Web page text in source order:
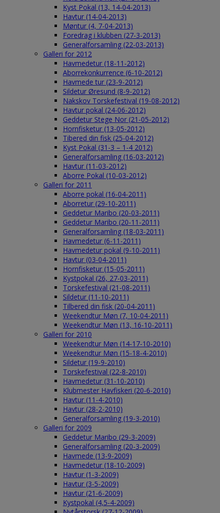
Kyst Pokal (13, 14-04-2013)
Havtur (14-04-2013)
Møntur (4, 7-04-2013)
Foredrag i klubben (27-3-2013)
Generalforsamling (22-03-2013)
Galleri for 2012
Havmedetur (18-11-2012)
Aborrekonkurrence (6-10-2012)
Havmede tur (23-9-2012)
Sildetur Øresund (8-9-2012)
Nakskov Torskefestival (19-08-2012)
Havtur pokal (24-06-2012)
Geddetur Stege Nor (21-05-2012)
Hornfisketur (13-05-2012)
Tibered din fisk (25-04-2012)
Kyst Pokal (31-3 – 1-4 2012)
Generalforsamling (16-03-2012)
Havtur (11-03-2012)
Aborre Pokal (10-03-2012)
Galleri for 2011
Aborre pokal (16-04-2011)
Aborretur (29-10-2011)
Geddetur Maribo (20-03-2011)
Geddetur Maribo (20-11-2011)
Generalforsamling (18-03-2011)
Havmedetur (6-11-2011)
Havmedetur pokal (9-10-2011)
Havtur (03-04-2011)
Hornfisketur (15-05-2011)
Kystpokal (26, 27-03-2011)
Torskefestival (21-08-2011)
Sildetur (11-10-2011)
Tilbered din fisk (20-04-2011)
Weekendtur Møn (7, 10-04-2011)
Weekendtur Møn (13, 16-10-2011)
Galleri for 2010
Weekendtur Møn (14-17-10-2010)
Weekendtur Møn (15-18-4-2010)
Sildetur (19-9-2010)
Torskefestival (22-8-2010)
Havmedetur (31-10-2010)
Klubmester Havfiskeri (20-6-2010)
Havtur (11-4-2010)
Havtur (28-2-2010)
Generalforsamling (19-3-2010)
Galleri for 2009
Geddetur Maribo (29-3-2009)
Generalforsamling (20-3-2009)
Havmede (13-9-2009)
Havmedetur (18-10-2009)
Havtur (1-3-2009)
Havtur (3-5-2009)
Havtur (21-6-2009)
Kystpokal (4,5-4-2009)